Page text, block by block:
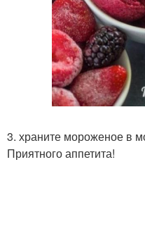
3. храните мороженое в
Приятного аппетита!